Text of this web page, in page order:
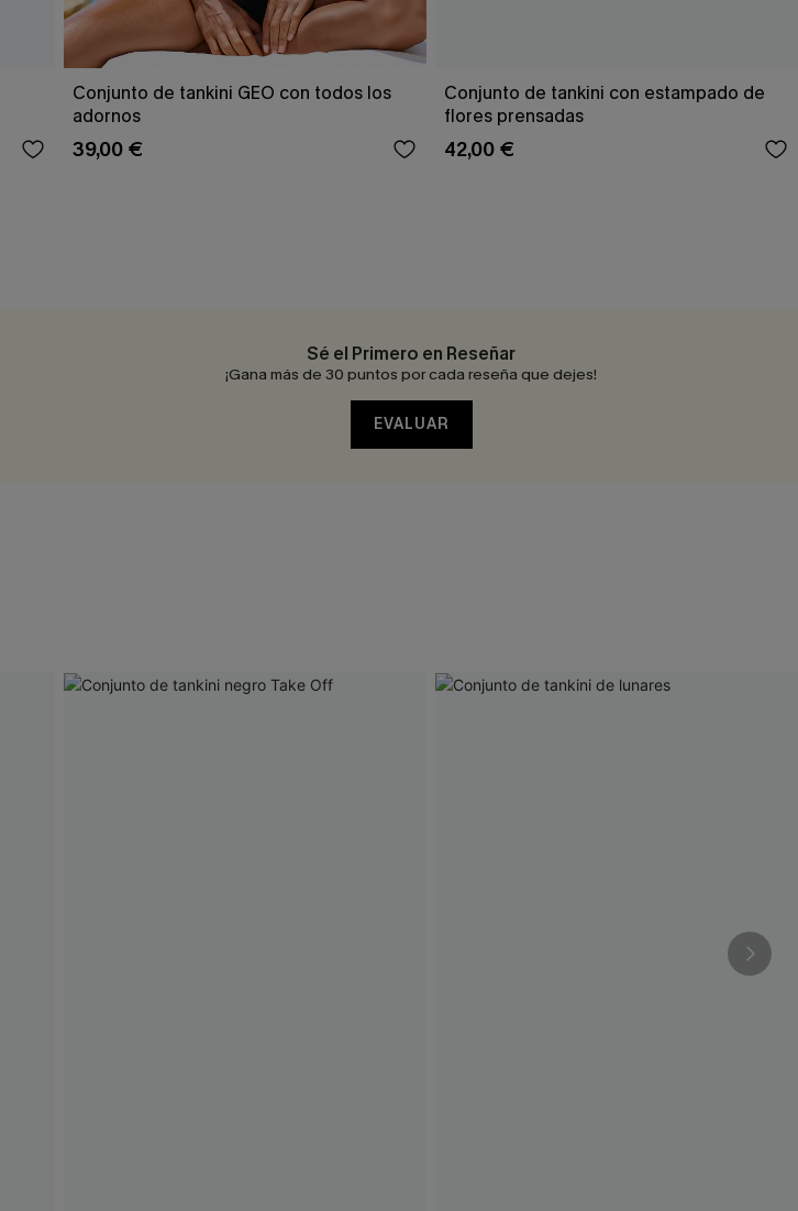
Conjunto de tankini GEO con todos los
adornos
39,00 €
Conjunto de tankini con estampado de
flores prensadas
42,00 €
Sé el Primero en Reseñar
¡Gana más de 30 puntos por cada reseña que dejes!
EVALUAR